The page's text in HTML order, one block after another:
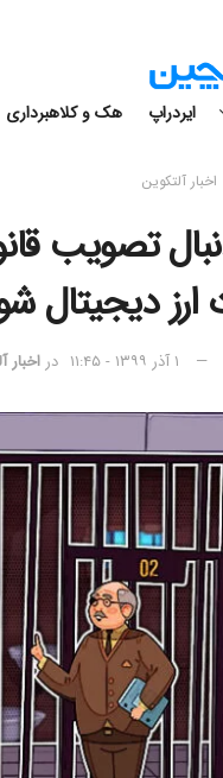
ایردراپ هک و کلاهبرداری
اخبار آلتکوین
تصویب
دیجیتال
۱ آذر ۱۳۹۹ - ۱۱:۴۵ در اخبار